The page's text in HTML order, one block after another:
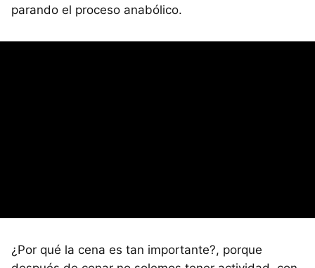
parando el proceso anabólico.
¿Por qué la cena es tan importante?, porque